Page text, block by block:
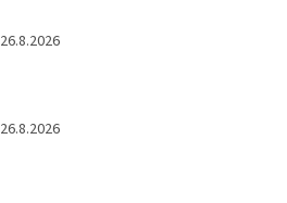
26.8.2026
26.8.2026